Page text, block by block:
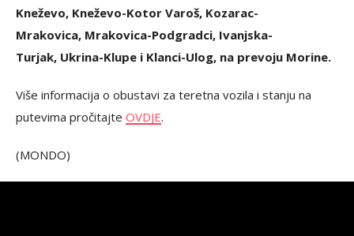
Kneževo, Kneževo-Kotor Varoš, Kozarac-
Mrakovica, Mrakovica-Podgradci, Ivanjska-
Turjak, Ukrina-Klupe i Klanci-Ulog, na prevoju Morine.
Više informacija o obustavi za teretna vozila i stanju na
putevima pročitajte OVDJE.
(MONDO)